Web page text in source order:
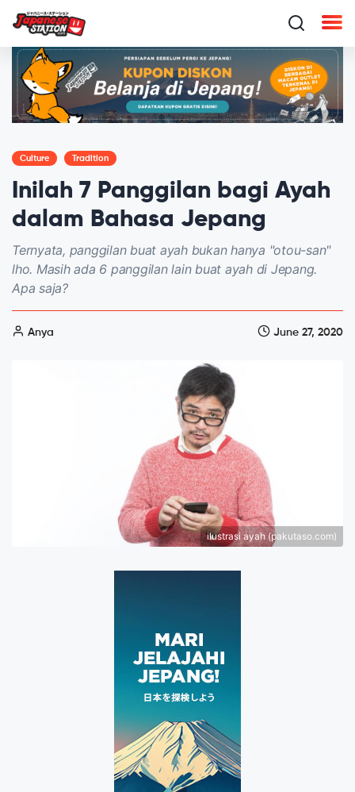
Culture Tradition
Inilah 7 Panggilan bagi Ayah
dalam Bahasa Jepang
Ternyata, panggilan buat ayah bukan hanya "otou-san"
lho. Masih ada 6 panggilan lain buat ayah di Jepang.
Apa saja?
Anya June 27, 2020
ilustrasi ayah (pakutaso.com)